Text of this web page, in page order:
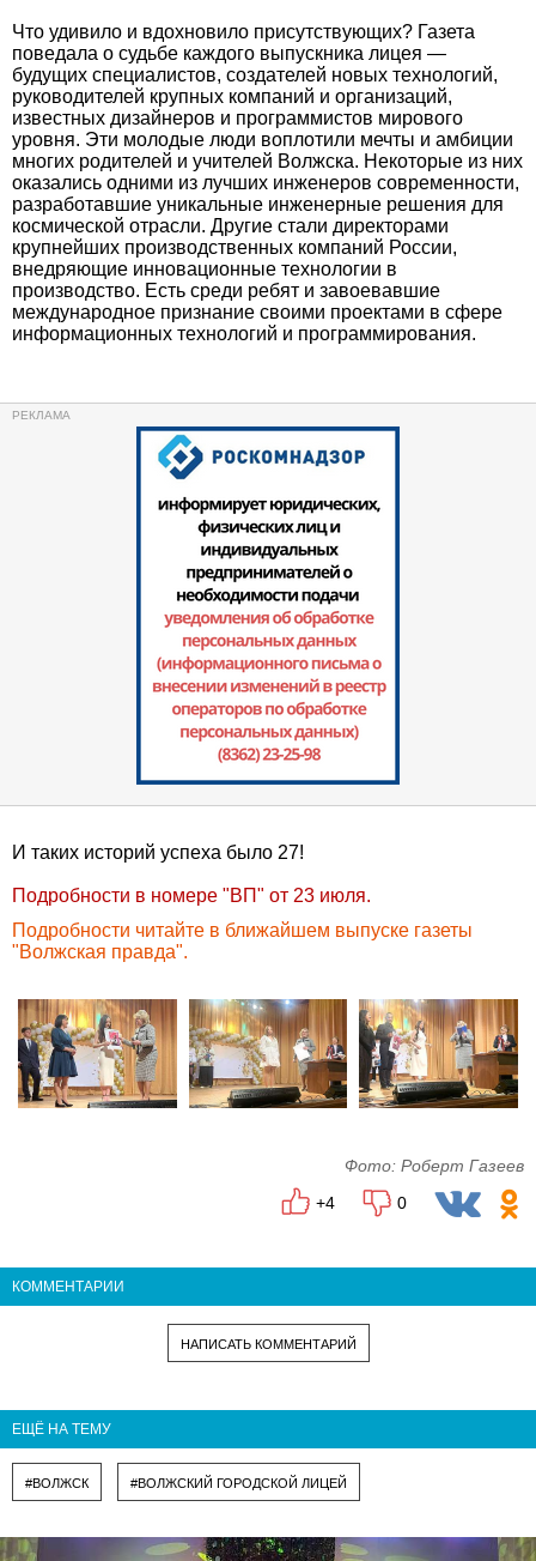
Что удивило и вдохновило присутствующих? Газета
поведала о судьбе каждого выпускника лицея —
будущих специалистов, создателей новых технологий,
руководителей крупных компаний и организаций,
известных дизайнеров и программистов мирового
уровня. Эти молодые люди воплотили мечты и амбиции
многих родителей и учителей Волжска. Некоторые из них
оказались одними из лучших инженеров современности,
разработавшие уникальные инженерные решения для
космической отрасли. Другие стали директорами
крупнейших производственных компаний России,
внедряющие инновационные технологии в
производство. Есть среди ребят и завоевавшие
международное признание своими проектами в сфере
информационных технологий и программирования.
И таких историй успеха было 27!
Подробности в номере "ВП" от 23 июля.
Подробности читайте в ближайшем выпуске газеты
"Волжская правда".
Фото: Роберт Газеев
+4
0
КОММЕНТАРИИ
НАПИСАТЬ КОММЕНТАРИЙ
ЕЩЁ НА ТЕМУ
#ВОЛЖСК #ВОЛЖСКИЙ ГОРОДСКОЙ ЛИЦЕЙ